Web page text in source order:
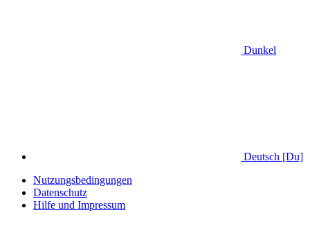
Dunkel
Deutsch [Du]
Nutzungsbedingungen
Datenschutz
Hilfe und Impressum